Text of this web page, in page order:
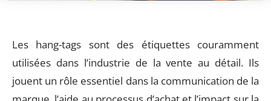
‍Les hang-tags sont des étiquettes couramment
utilisées dans l’industrie de la vente au détail. Ils
jouent un rôle essentiel dans la communication de la